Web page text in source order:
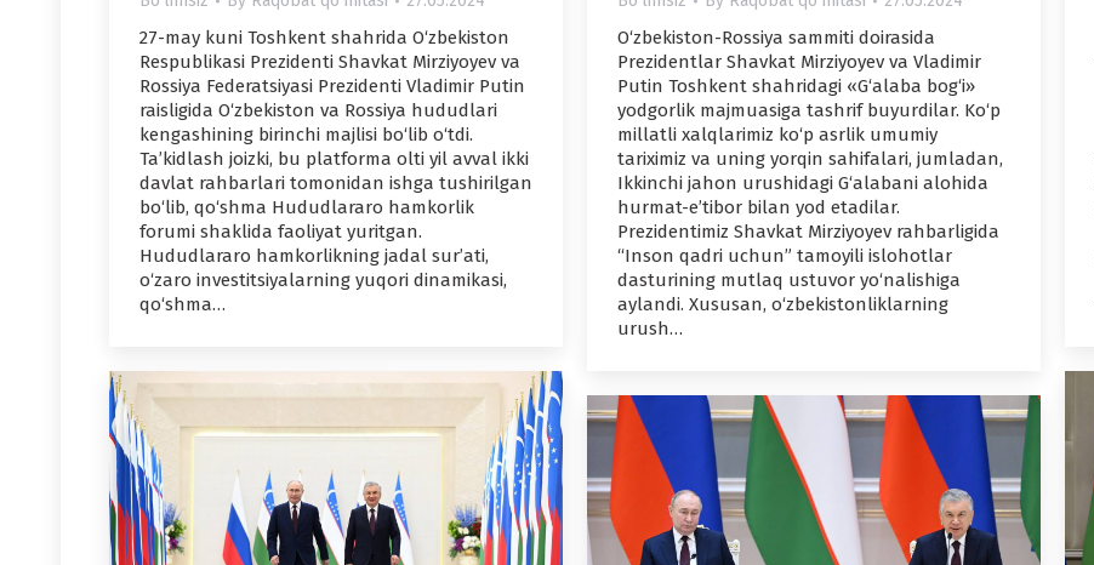
27-may kuni Toshkent shahrida O‘zbekiston
Respublikasi Prezidenti Shavkat Mirziyoyev va
Rossiya Federatsiyasi Prezidenti Vladimir Putin
raisligida O‘zbekiston va Rossiya hududlari
kengashining birinchi majlisi bo‘lib o‘tdi.
Ta’kidlash joizki, bu platforma olti yil avval ikki
davlat rahbarlari tomonidan ishga tushirilgan
bo‘lib, qo‘shma Hududlararo hamkorlik
forumi shaklida faoliyat yuritgan.
Hududlararo hamkorlikning jadal sur’ati,
o‘zaro investitsiyalarning yuqori dinamikasi,
qo‘shma…
O‘zbekiston-Rossiya sammiti doirasida
Prezidentlar Shavkat Mirziyoyev va Vladimir
Putin Toshkent shahridagi «G‘alaba bog‘i»
yodgorlik majmuasiga tashrif buyurdilar. Ko‘p
millatli xalqlarimiz ko‘p asrlik umumiy
tariximiz va uning yorqin sahifalari, jumladan,
Ikkinchi jahon urushidagi G‘alabani alohida
hurmat-e’tibor bilan yod etadilar.
Prezidentimiz Shavkat Mirziyoyev rahbarligida
“Inson qadri uchun” tamoyili islohotlar
dasturining mutlaq ustuvor yo‘nalishiga
aylandi. Xususan, o‘zbekistonliklarning
urush…